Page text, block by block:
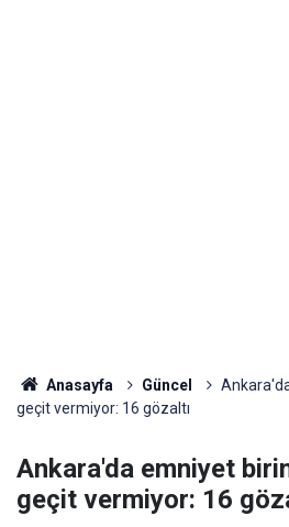
Anasayfa Güncel
geçit vermiyor: 16 gözaltı
Ankara'da emniyet
geçit vermiyor: 16